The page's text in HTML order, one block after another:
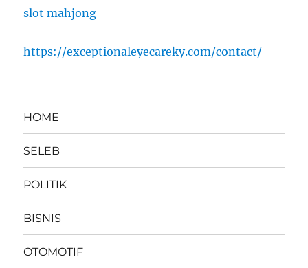
slot mahjong
https://exceptionaleyecareky.com/contact/
HOME
SELEB
POLITIK
BISNIS
OTOMOTIF